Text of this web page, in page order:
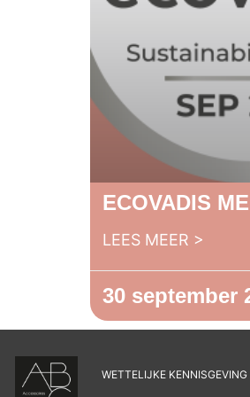
ECOVADIS
LEES MEER >
30 september
WETTELIJKE KENNISGEVING